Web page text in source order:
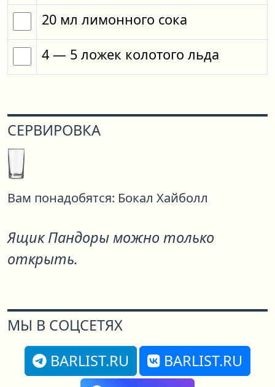
20 мл лимонного сока
4 — 5 ложек колотого льда
СЕРВИРОВКА
Вам понадобятся: Бокал Хайболл
Ящик Пандоры можно только
открыть.
МЫ В СОЦСЕТЯХ
BARLIST.RU
BARLIST.RU